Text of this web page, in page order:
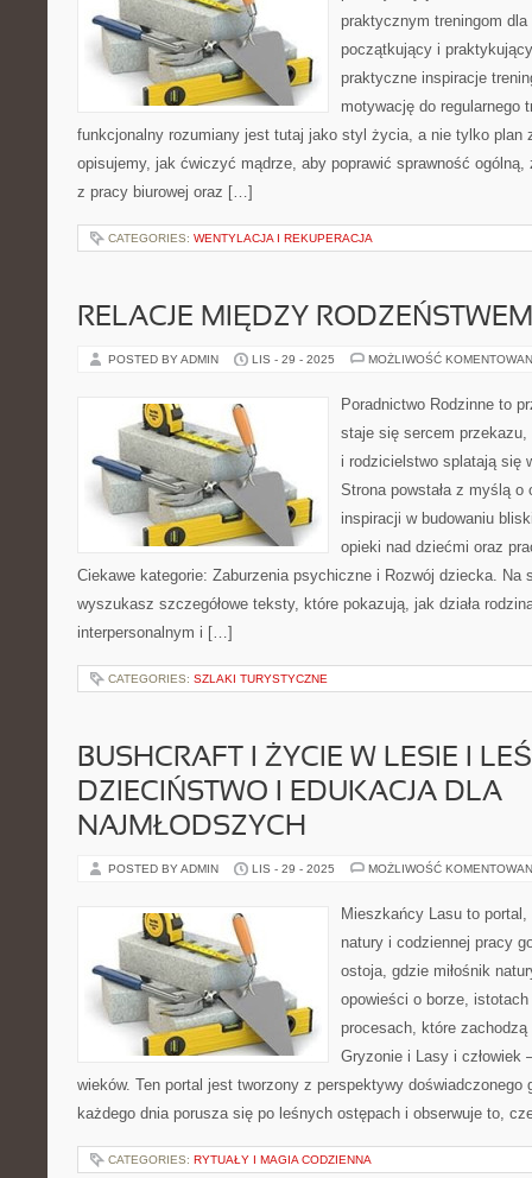
praktycznym treningom
początkujący i
praktyczne inspiracje
motywację do regularnego
funkcjonalny rozumiany jest tutaj jako styl życia, a nie tylko plan
opisujemy, jak ćwiczyć mądrze, aby poprawić sprawność ogólną,
z pracy biurowej oraz […]
CATEGORIES: WENTYLACJA I REKUPERACJA
RELACJE MIĘDZY
POSTED BY ADMIN LIS - 29 - 2025 MOŻLIWOŚĆ
Poradnictwo Rodzinne to
staje się sercem
i rodzicielstwo splatają się
Strona powstała z myślą
inspiracji w budowaniu
opieki nad dziećmi oraz
Ciekawe kategorie: Zaburzenia psychiczne i Rozwój dziecka. Na
wyszukasz szczegółowe teksty, które pokazują, jak działa
interpersonalnym i […]
CATEGORIES: SZLAKI TURYSTYCZNE
BUSHCRAFT I ŻYCIE W LESIE I
DZIECIŃSTWO I EDUKACJA DLA
NAJMŁODSZYCH
POSTED BY ADMIN LIS - 29 - 2025 MOŻLIWOŚĆ
Mieszkańcy Lasu to
natury i codziennej pracy
ostoja, gdzie miłośnik
opowieści o borze,
procesach, które
Gryzonie i Lasy i człowiek
wieków. Ten portal jest tworzony z perspektywy doświadczonego
każdego dnia porusza się po leśnych ostępach i obserwuje to,
CATEGORIES: RYTUAŁY I MAGIA CODZIENNA